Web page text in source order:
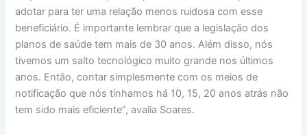
adotar para ter uma relação menos ruidosa com esse
beneficiário. É importante lembrar que a legislação dos
planos de saúde tem mais de 30 anos. Além disso, nós
tivemos um salto tecnológico muito grande nos últimos
anos. Então, contar simplesmente com os meios de
notificação que nós tínhamos há 10, 15, 20 anos atrás não
tem sido mais eficiente”, avalia Soares.